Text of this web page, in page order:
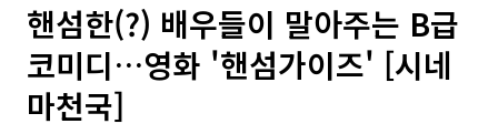
핸섬한(?) 배우들이 말아주는 B급
코미디…영화 '핸섬가이즈' [시네
마천국]